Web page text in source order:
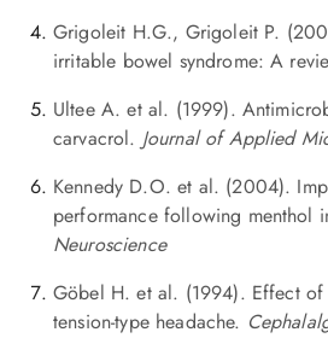
Grigoleit H.G., Grigoleit P.
irritable bowel syndrome: A
Ultee A. et al. (1999).
carvacrol. Journal of Applied
Kennedy D.O. et al. (2004).
performance following menthol
Neuroscience
Göbel H. et al. (1994). Effect
tension-type headache.